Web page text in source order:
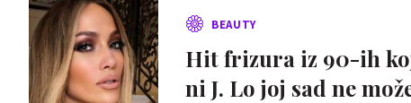
BEAUTY
Hit frizura iz 90-ih koju smo obožavali pa zamrzili ponovno je hit, a
ni J. Lo joj sad ne